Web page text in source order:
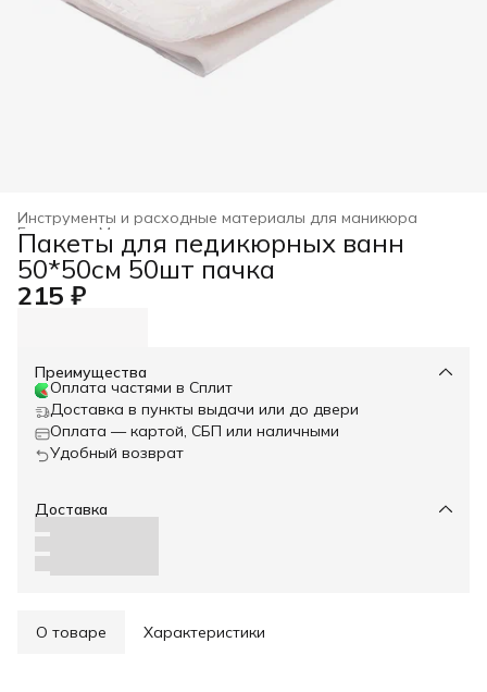
Инструменты и расходные материалы для маникюра
Маникюр и педикюр
Главная
Пакеты для педикюрных ванн
50*50см 50шт пачка
215 ₽
Преимущества
Оплата частями в Сплит
Доставка в пункты выдачи или до двери
Оплата — картой, СБП или наличными
Удобный возврат
Доставка
О товаре Характеристики